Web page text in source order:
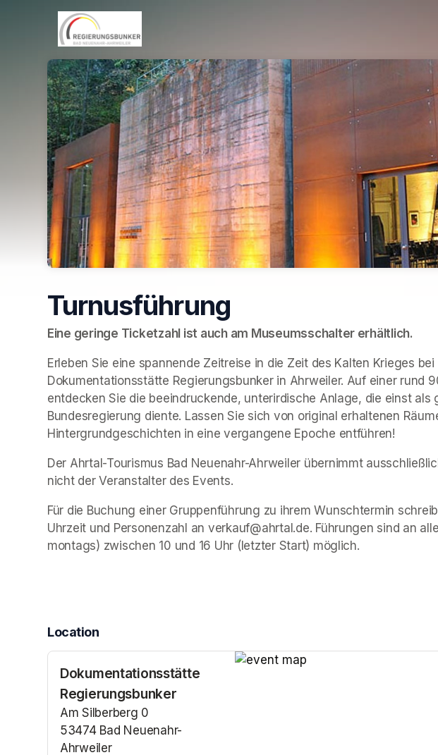
Skip header
Turnusführung
Eine geringe Ticketzahl ist auch am Museumsschalter erhältlich.
Erleben Sie eine spannende Zeitreise in die Zeit des Kalten Krieges
Dokumentationsstätte Regierungsbunker in Ahrweiler. Auf einer rund
entdecken Sie die beeindruckende, unterirdische Anlage, die einst als
Bundesregierung diente. Lassen Sie sich von original erhaltenen
Hintergrundgeschichten in eine vergangene Epoche entführen!
Der Ahrtal-Tourismus Bad Neuenahr-Ahrweiler übernimmt
nicht der Veranstalter des Events.
Für die Buchung einer Gruppenführung zu ihrem Wunschtermin
Uhrzeit und Personenzahl an verkauf@ahrtal.de. Führungen sind an
montags) zwischen 10 und 16 Uhr (letzter Start) möglich.
Location
Dokumentationsstätte
Regierungsbunker
Am Silberberg 0
53474 Bad Neuenahr-
Ahrweiler